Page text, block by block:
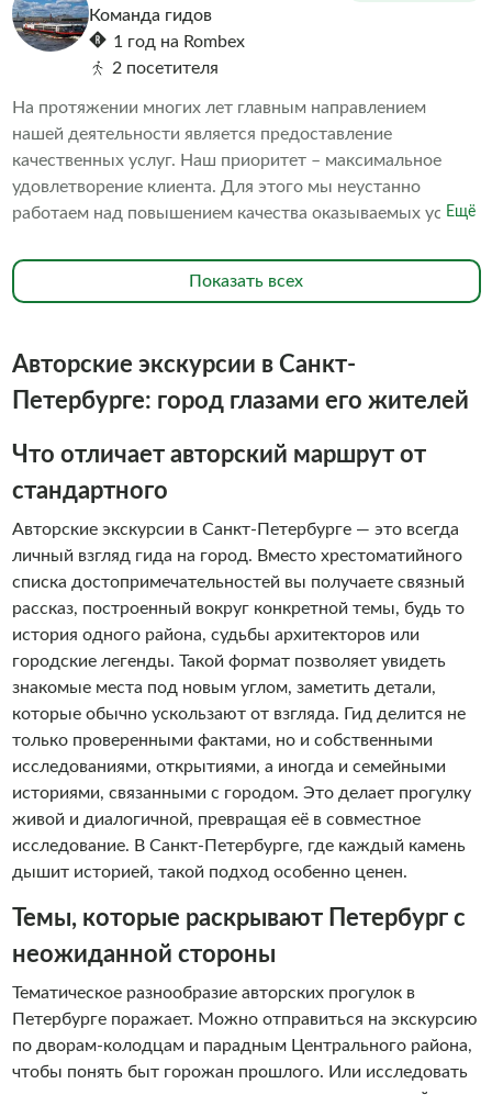
Команда гидов
1 год на Rombex
2 посетителя
На протяжении многих лет главным направлением
нашей деятельности является предоставление
качественных услуг. Наш приоритет – максимальное
удовлетворение клиента. Для этого мы неустанно
работаем над повышением качества оказываемых услуг.
состояние наших судов. В исправности содержатся
средства безопасности. Наш персонал обладает высокой
безопасным. Мы знаем, что речные прогулки - это
незабываемое развлечение, которое сильно отличается
недоступными ранее видами на достопримечательности
незабываемое удовольствие, поэтому водные прогулки с
командой «Алые паруса» обязан себе позволить каждый
гость Санкт- Петербурга. И, конечно, каждый житель
города должен периодически баловать себя ими. Добро
пожаловать на борт!
Ещё
Показать всех
Авторские экскурсии в Санкт-
Петербурге: город глазами его жителей
Что отличает авторский маршрут от
стандартного
Авторские экскурсии в Санкт-Петербурге — это всегда
личный взгляд гида на город. Вместо хрестоматийного
списка достопримечательностей вы получаете связный
рассказ, построенный вокруг конкретной темы, будь то
история одного района, судьбы архитекторов или
городские легенды. Такой формат позволяет увидеть
знакомые места под новым углом, заметить детали,
которые обычно ускользают от взгляда. Гид делится не
только проверенными фактами, но и собственными
исследованиями, открытиями, а иногда и семейными
историями, связанными с городом. Это делает прогулку
живой и диалогичной, превращая её в совместное
исследование. В Санкт-Петербурге, где каждый камень
дышит историей, такой подход особенно ценен.
Темы, которые раскрывают Петербург с
неожиданной стороны
Тематическое разнообразие авторских прогулок в
Петербурге поражает. Можно отправиться на экскурсию
по дворам-колодцам и парадным Центрального района,
чтобы понять быт горожан прошлого. Или исследовать